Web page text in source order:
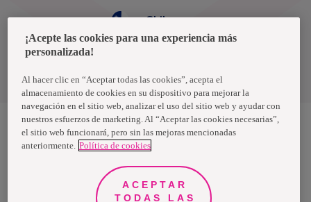
Términos y condiciones
Chile
Nosotras, una marca de Essity - una compañía global líder en
mundo, utilizan nuestros productos, servicios y soluciones. Nuestro
propósito es romper barreras por el bienestar en beneficio de
consumidores, pacientes, cuidadores, clientes y la sociedad en
general. Vendemos en aproximadamente 150 países bajo las
¡Acepte las cookies para una experiencia más
personalizada!
Al hacer clic en “Aceptar todas las cookies”, acepta el
almacenamiento de cookies en su dispositivo para mejorar la
navegación en el sitio web, analizar el uso del sitio web y ayudar con
nuestros esfuerzos de marketing. Al “Aceptar las cookies necesarias”,
el sitio web funcionará, pero sin las mejoras mencionadas
anteriormente. Política de cookies
ACEPTAR
TODAS LAS